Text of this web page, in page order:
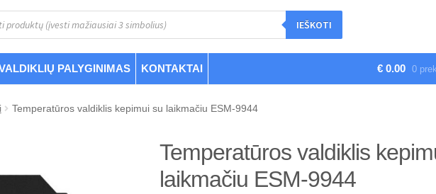
IEŠKOTI
PALYGINIMAS KONTAKTAI €0.00 0
Temperatūros valdiklis kepimui su laikmačiu ESM-9944
Temperatūros valdiklis
laikmačiu ESM-9944